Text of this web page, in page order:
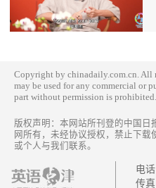
Copyright by chinadaily.com.cn. All
may be used for any commercial or
part without permission is prohibited.
版权声明：本网站所刊登的中国
网所有，未经协议授权，禁止下载
或个人与我们联系。
电话
传真